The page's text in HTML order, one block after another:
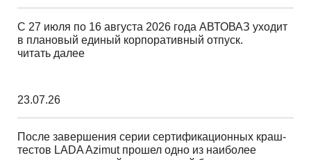
С 27 июля по 16 августа 2026 года АВТОВАЗ уходит
в плановый единый корпоративный отпуск.
читать далее
23.07.26
После завершения серии сертификационных краш-
тестов LADA Azimut прошел одно из наиболее